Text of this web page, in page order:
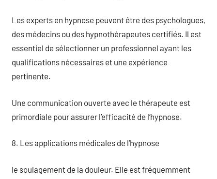
Les experts en hypnose peuvent être des psychologues,
des médecins ou des hypnothérapeutes certifiés. Il est
essentiel de sélectionner un professionnel ayant les
qualifications nécessaires et une expérience
pertinente.
Une communication ouverte avec le thérapeute est
primordiale pour assurer l’efficacité de l’hypnose.
8. Les applications médicales de l’hypnose
le soulagement de la douleur. Elle est fréquemment